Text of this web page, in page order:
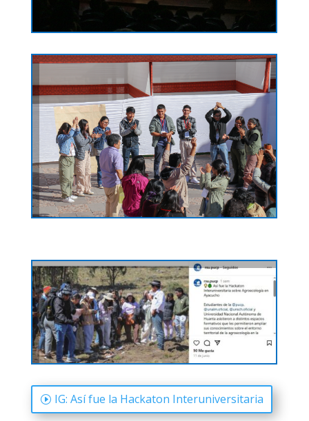
IG: Así fue la Hackaton Interuniversitaria